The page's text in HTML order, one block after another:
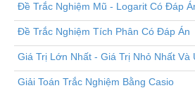
Đề Trắc Nghiệm Mũ - Logarit Có Đáp
Đề Trắc Nghiệm Tích Phân Có Đáp Án
Giá Trị Lớn Nhất - Giá Trị Nhỏ Nhất Và
Giải Toán Trắc Nghiệm Bằng Casio